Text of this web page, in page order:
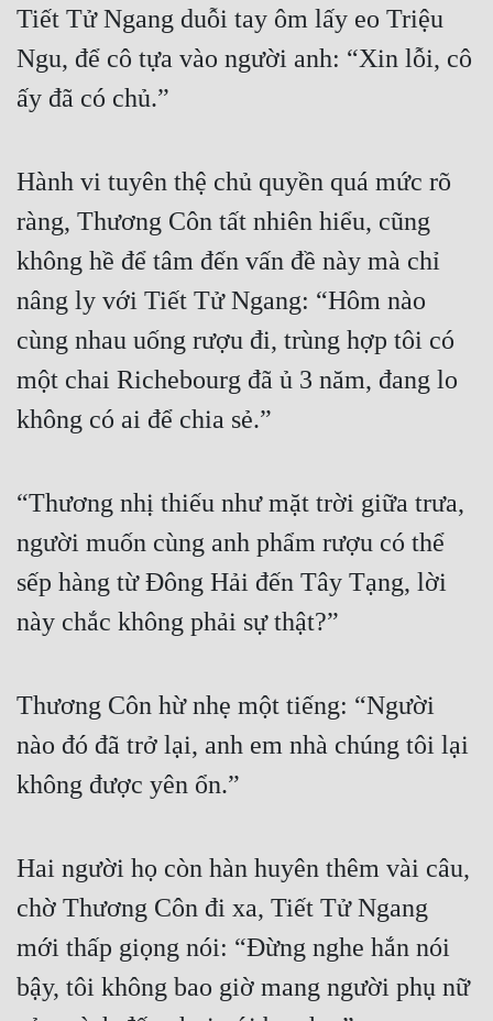
Trọng Sinh
Tu Chân
Tu Tiên
Vô Địch
Võ Hiệp
Xuyên Nhanh
Xuyên Sách
Điền Văn
Đô Thị
Đông Phương
Đông Phương Huyền Huyễn
Cẩu Đạo Trường Sinh
Xây Dựng Thế Lực
Tiết Tử Ngang duỗi tay ôm lấy eo Triệu
Ngu, để cô tựa vào người anh: “Xin lỗi, cô
ấy đã có chủ.”
Hành vi tuyên thệ chủ quyền quá mức rõ
ràng, Thương Côn tất nhiên hiểu, cũng
không hề để tâm đến vấn đề này mà chỉ
nâng ly với Tiết Tử Ngang: “Hôm nào
cùng nhau uống rượu đi, trùng hợp tôi có
một chai Richebourg đã ủ 3 năm, đang lo
không có ai để chia sẻ.”
“Thương nhị thiếu như mặt trời giữa trưa,
người muốn cùng anh phẩm rượu có thể
sếp hàng từ Đông Hải đến Tây Tạng, lời
này chắc không phải sự thật?”
Thương Côn hừ nhẹ một tiếng: “Người
nào đó đã trở lại, anh em nhà chúng tôi lại
không được yên ổn.”
Hai người họ còn hàn huyên thêm vài câu,
chờ Thương Côn đi xa, Tiết Tử Ngang
mới thấp giọng nói: “Đừng nghe hắn nói
bậy, tôi không bao giờ mang người phụ nữ